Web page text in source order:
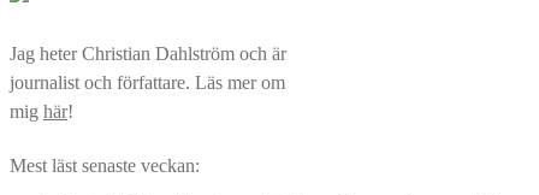
Jag heter Christian Dahlström och är
journalist och författare. Läs mer om
mig här!
Mest läst senaste veckan: